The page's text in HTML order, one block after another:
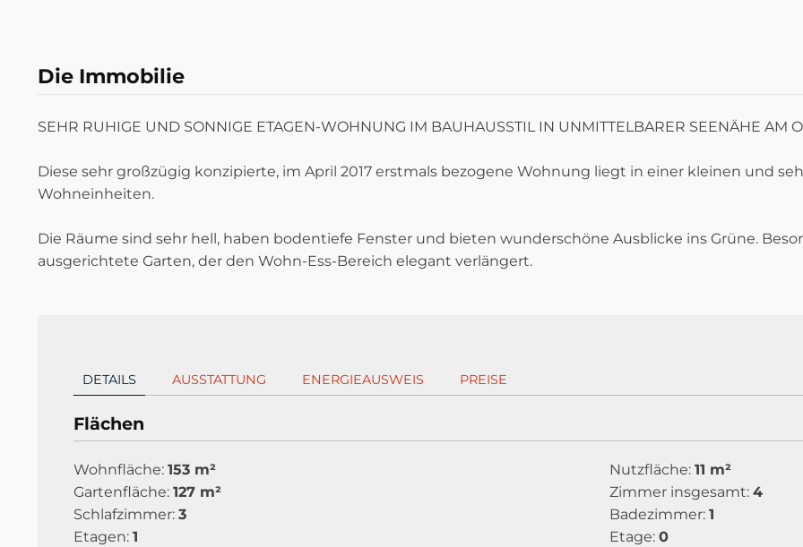
Die Immobilie
SEHR RUHIGE UND SONNIGE ETAGEN-WOHNUNG IM BAUHAUSSTIL IN UNMITTELBARER SEENÄHE AM
Diese sehr großzügig konzipierte, im April 2017 erstmals bezogene Wohnung liegt in einer kleinen und
Wohneinheiten.
Die Räume sind sehr hell, haben bodentiefe Fenster und bieten wunderschöne Ausblicke ins Grüne.
ausgerichtete Garten, der den Wohn-Ess-Bereich elegant verlängert.
DETAILS AUSSTATTUNG ENERGIEAUSWEIS PREISE
Flächen
Wohnfläche: 153 m² Nutzfläche: 11 m²
Gartenfläche: 127 m² Zimmer insgesamt: 4
Schlafzimmer: 3 Badezimmer: 1
Etagen: 1 Etage: 0